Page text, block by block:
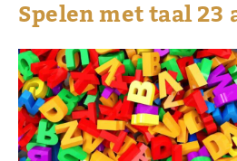
Spelen met taal 23